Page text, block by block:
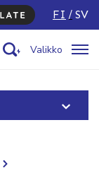
FI SV
Valikko